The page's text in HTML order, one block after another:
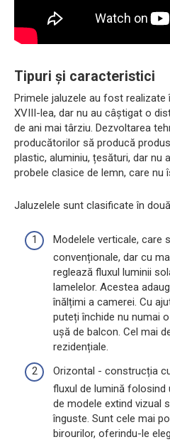
Tipuri și caracteristici
Primele jaluzele au fost realizate
XVIII-lea, dar nu au câștigat o
de ani mai târziu. Dezvoltarea
producătorilor să producă
plastic, aluminiu, țesături, dar nu
probele clasice de lemn, care nu
Jaluzelele sunt clasificate în
Modelele verticale, care
convenționale, dar cu
reglează fluxul luminii
lamelelor. Acestea
înălțimi a camerei. Cu
puteți închide nu numai
ușă de balcon. Cel mai
rezidențiale.
Orizontal - construcția
fluxul de lumină
de modele extind vizual
înguste. Sunt cele mai
birourilor, oferindu-le